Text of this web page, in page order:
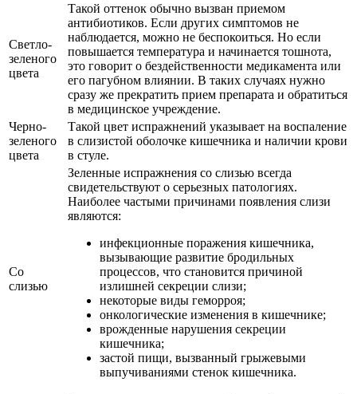
Светло-
зеленого
цвета
Такой оттенок обычно вызван приемом
антибиотиков. Если других симптомов не
наблюдается, можно не беспокоиться. Но если
повышается температура и начинается тошнота,
это говорит о бездейственности медикамента или
его пагубном влиянии. В таких случаях нужно
сразу же прекратить прием препарата и обратиться
в медицинское учреждение.
Черно-
зеленого
цвета
Такой цвет испражнений указывает на воспаление
в слизистой оболочке кишечника и наличии крови
в стуле.
Со
слизью
Зеленные испражнения со слизью всегда
свидетельствуют о серьезных патологиях.
Наиболее частыми причинами появления слизи
являются:
инфекционные поражения кишечника,
вызывающие развитие бродильных
процессов, что становится причиной
излишней секреции слизи;
некоторые виды геморроя;
онкологические изменения в кишечнике;
врожденные нарушения секреции
кишечника;
застой пищи, вызванный грыжевыми
выпучиваниями стенок кишечника.